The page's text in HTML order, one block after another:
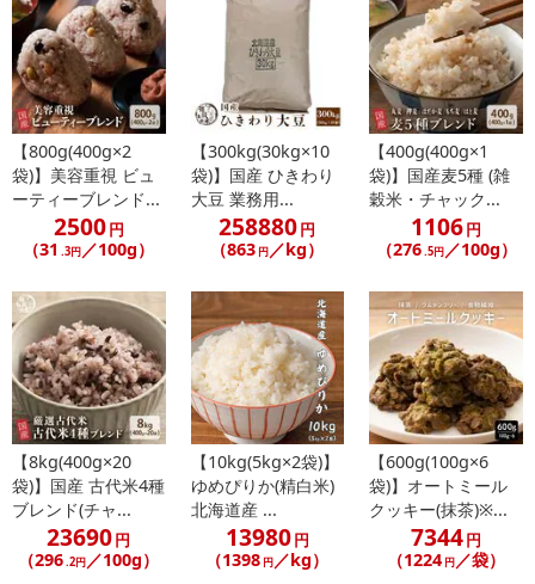
【800g(400g×2
袋)】美容重視 ビュ
ーティーブレンド...
2500円
（31 .3円 ／100g）
【300kg(30kg×10
袋)】国産 ひきわり
大豆 業務用...
258880円
（863 円 ／kg）
【400g(400g×1
袋)】国産麦5種 (雑
穀米・チャック...
1106円
（276 .5円／100g）
【8kg(400g×20
袋)】国産 古代米4種
ブレンド(チャ...
23690円
（296.2円／100g）
【10kg(5kg×2袋)】
ゆめぴりか(精白米)
北海道産 ...
13980円
（1398 円／kg）
【600g(100g×6
袋)】オートミール
クッキー(抹茶)※...
7344円
（1224 円／袋）